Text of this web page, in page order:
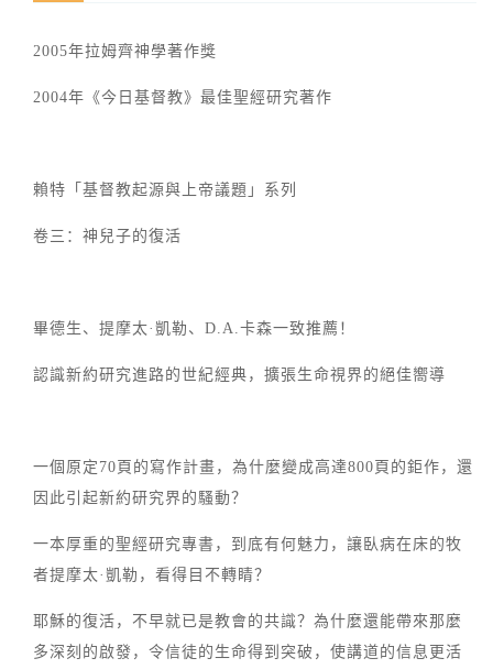
2005年拉姆齊神學著作獎
2004年《今日基督教》最佳聖經研究著作
賴特「基督教起源與上帝議題」系列
卷三：神兒子的復活
畢德生、提摩太·凱勒、D.A.卡森一致推薦！
認識新約研究進路的世紀經典，擴張生命視界的絕佳嚮導
一個原定70頁的寫作計畫，為什麼變成高達800頁的鉅作，還
因此引起新約研究界的騷動？
一本厚重的聖經研究專書，到底有何魅力，讓臥病在床的牧
者提摩太·凱勒，看得目不轉睛？
耶穌的復活，不早就已是教會的共識？為什麼還能帶來那麼
多深刻的啟發，令信徒的生命得到突破，使講道的信息更活